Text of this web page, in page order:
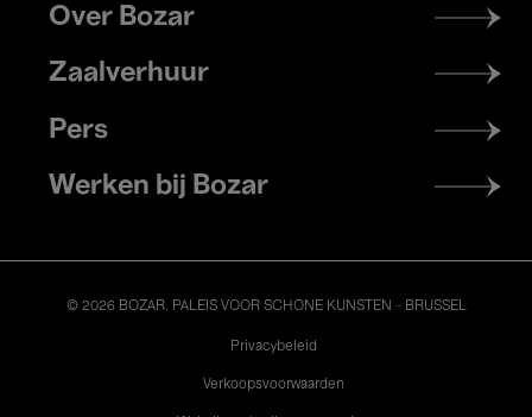
Footer
menu
Over Bozar
Zaalverhuur
Pers
Werken bij Bozar
© 2026 BOZAR. PALEIS VOOR SCHONE KUNSTEN - BRUSSEL
Privacybeleid
Verkoopsvoorwaarden